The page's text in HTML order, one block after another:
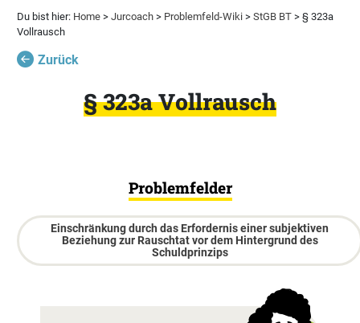
Du bist hier: Home >Jurcoach > Problemfeld-Wiki >StGB BT > § 323a
Vollrausch
Zurück
§ 323a Vollrausch
Problemfelder
Einschränkung durch das Erfordernis einer subjektiven
Beziehung zur Rauschtat vor dem Hintergrund des
Schuldprinzips